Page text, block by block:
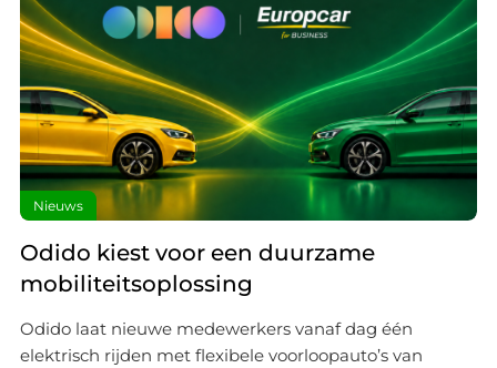
Nieuws
Odido kiest voor een duurzame
mobiliteitsoplossing
Odido laat nieuwe medewerkers vanaf dag één
elektrisch rijden met flexibele voorloopauto’s van